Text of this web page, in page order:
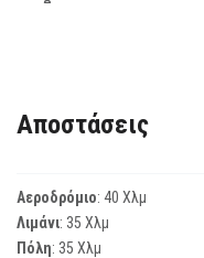
Αποστάσεις
Αεροδρόμιο: 40 Χλμ
Λιμάνι: 35 Χλμ
Πόλη: 35 Χλμ